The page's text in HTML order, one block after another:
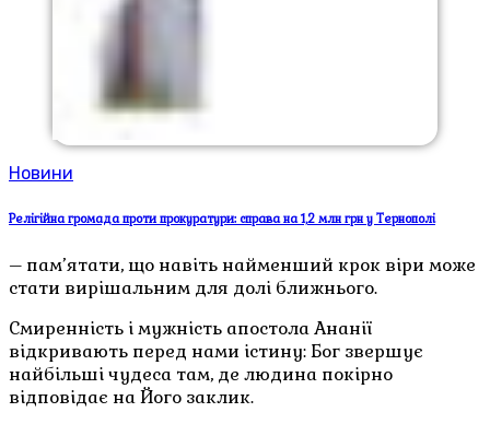
Новини
Релігійна громада проти прокуратури: справа на 1,2 млн грн у Тернополі
– пам’ятати, що навіть найменший крок віри може
стати вирішальним для долі ближнього.
Смиренність і мужність апостола Ананії
відкривають перед нами істину: Бог звершує
найбільші чудеса там, де людина покірно
відповідає на Його заклик.